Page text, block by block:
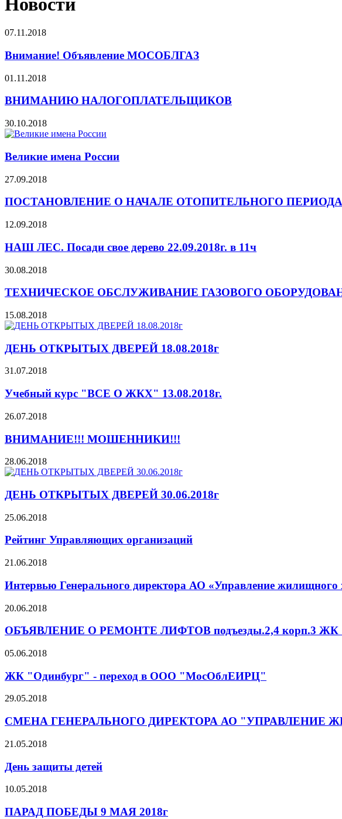
07.11.2018
Внимание! Объявление МОСОБЛГАЗ
01.11.2018
ВНИМАНИЮ НАЛОГОПЛАТЕЛЬЩИКОВ
30.10.2018
Великие имена России
27.09.2018
ПОСТАНОВЛЕНИЕ О НАЧАЛЕ ОТОПИТЕЛЬНОГО ПЕРИОДА
12.09.2018
НАШ ЛЕС. Посади свое дерево 22.09.2018г. в 11ч
30.08.2018
ТЕХНИЧЕСКОЕ ОБСЛУЖИВАНИЕ ГАЗОВОГО
15.08.2018
ДЕНЬ ОТКРЫТЫХ ДВЕРЕЙ 18.08.2018г
31.07.2018
Учебный курс "ВСЕ О ЖКХ" 13.08.2018г.
26.07.2018
ВНИМАНИЕ!!! МОШЕННИКИ!!!
28.06.2018
ДЕНЬ ОТКРЫТЫХ ДВЕРЕЙ 30.06.2018г
25.06.2018
Рейтинг Управляющих организаций
21.06.2018
Интервью Генерального директора АО «Управление жилищного
20.06.2018
ОБЪЯВЛЕНИЕ О РЕМОНТЕ ЛИФТОВ подъезды.2,4 корп.3
05.06.2018
ЖК "Одинбург" - переход в ООО "МосОблЕИРЦ"
29.05.2018
СМЕНА ГЕНЕРАЛЬНОГО ДИРЕКТОРА АО "УПРАВЛЕНИЕ
21.05.2018
День защиты детей
10.05.2018
ПАРАД ПОБЕДЫ 9 МАЯ 2018г